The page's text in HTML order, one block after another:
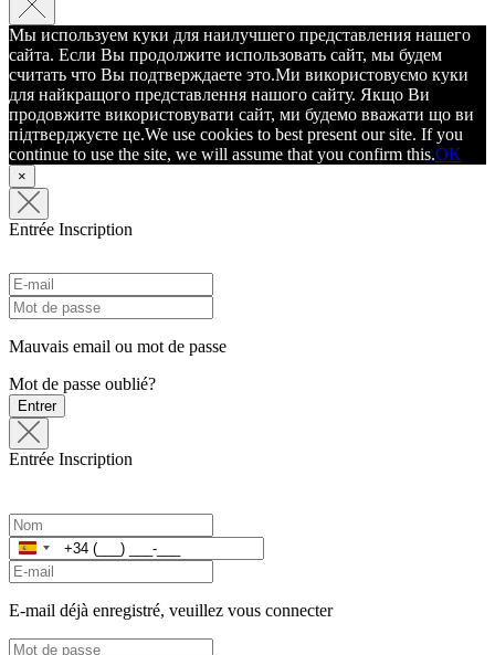
Мы используем куки для наилучшего представления нашего
сайта. Если Вы продолжите использовать сайт, мы будем
считать что Вы подтверждаете это.Ми використовуємо куки
для найкращого представлення нашого сайту. Якщо Ви
продовжите використовувати сайт, ми будемо вважати що ви
підтверджуєте це.We use cookies to best present our site. If you
continue to use the site, we will assume that you confirm this.ОК
×
Entrée Inscription
Mauvais email ou mot de passe
Mot de passe oublié?
Entrer
Entrée Inscription
Espagne
+34
E-mail déjà enregistré, veuillez vous connecter